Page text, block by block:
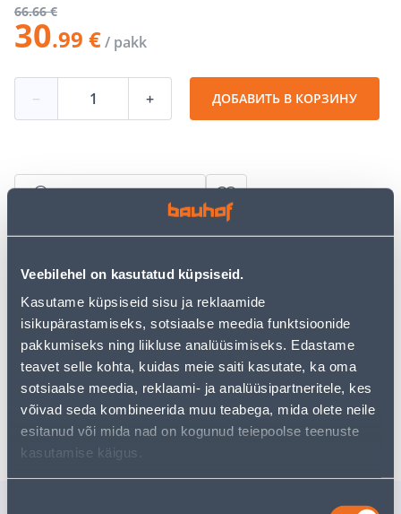
Veebilehel on kasutatud küpsiseid.
Kasutame küpsiseid sisu ja reklaamide
isikupärastamiseks, sotsiaalse meedia funktsioonide
pakkumiseks ning liikluse analüüsimiseks. Edastame
teavet selle kohta, kuidas meie saiti kasutate, ka oma
sotsiaalse meedia, reklaami- ja analüüsipartneritele, kes
võivad seda kombineerida muu teabega, mida olete neile
esitanud või mida nad on kogunud teiepoolse teenuste
kasutamise käigus.
66.66 €
30.99 €/ pakk
− + ДОБАВИТЬ В КОРЗИНУ
• Pakis 90 tk.
Предполагаемая доставка 4,19 € от 2-5 tööpäeva
Посылочный автомат от 2,29 € с 2-5 tööpäeva
Забрать в магазине, с 06.08.2026